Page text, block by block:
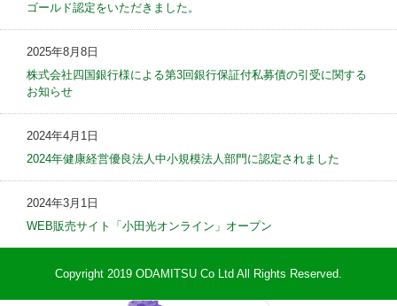
ゴールド認定をいただきました。
2025年8月8日
株式会社四国銀行様による第3回銀行保証付私募債の引受に関する
お知らせ
2024年4月1日
2024年健康経営優良法人中小規模法人部門に認定されました
2024年3月1日
WEB販売サイト「小田光オンライン」オープン
Copyright 2019 ODAMITSU Co Ltd All Rights Reserved.